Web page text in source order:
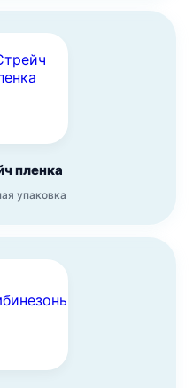
пленка
упаковка